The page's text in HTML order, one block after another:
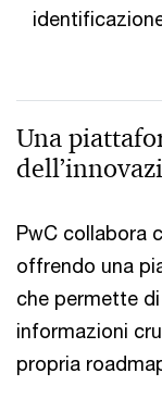
Una
PwC collabora
offrendo una
che permette
informazioni
propria